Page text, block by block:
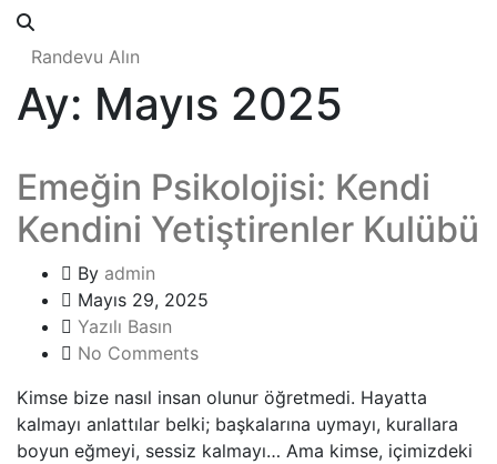
Randevu Alın
Ay: Mayıs 2025
Emeğin Psikolojisi: Kendi
Kendini Yetiştirenler Kulübü
By admin
Mayıs 29, 2025
Yazılı Basın
No Comments
Kimse bize nasıl insan olunur öğretmedi. Hayatta
kalmayı anlattılar belki; başkalarına uymayı, kurallara
boyun eğmeyi, sessiz kalmayı… Ama kimse, içimizdeki